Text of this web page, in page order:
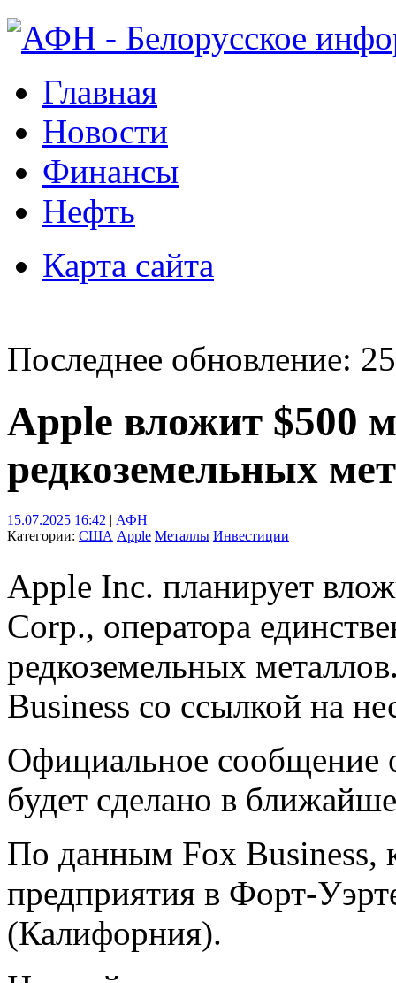
Главная
Новости
Финансы
Нефть
Карта сайта
Последнее обновление:
Apple вложит $500
редкоземельных
15.07.2025 16:42 | АФН
Категории: США Apple Металлы Инвестиции
Apple Inc. планирует
Corp., оператора
редкоземельных
Business со ссылкой на
Официальное сообщение
будет сделано в
По данным Fox Business,
предприятия в Форт-
(Калифорния).